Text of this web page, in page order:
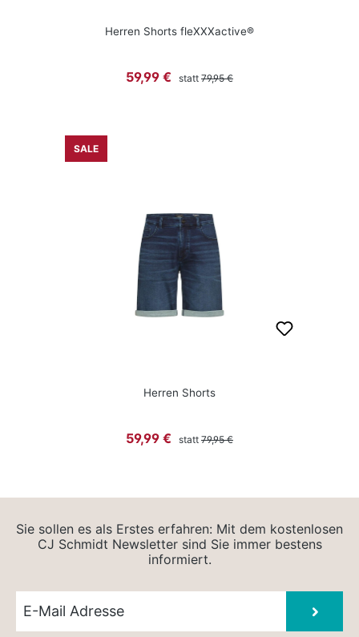
Herren Shorts fleXXXactive®
Verkaufspreis:
59,99 € statt Regulärer Preis:
79,95 €
SALE
Herren Shorts
Verkaufspreis:
59,99 € statt Regulärer Preis:
79,95 €
Sie sollen es als Erstes erfahren: Mit dem kostenlosen
CJ Schmidt Newsletter sind Sie immer bestens
informiert.